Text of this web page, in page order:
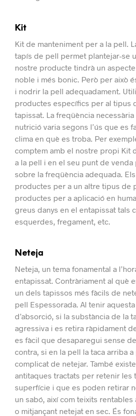
Kit
Kit de manteniment per a la pell.
tapís de pell permet plantejar-se
nostre producte tindrà un
noble i més bonic. Però per això
i nodrir la pell adequadament.
productes específics per al tipus
tapissat. La freqüència
nutrició varia segons l’ús que es
clima en què es troba. Per
comptem amb el nostre propi Kit
a la pell i en el seu punt de
sobre la freqüència adequada.
productes per a un altre tipus de
productes per a aplicació en
greus danys en el entapissat tals
esquerdes, fregament, etc.
Neteja
Neteja, un tema fonamental a
entapissat. Contràriament al què
un dels tapissos més fàcils de
pell Espessorada. Al tenir
d’absorció, si la substància de la
agressiva i es retira ràpidament
es fàcil que desaparegui sense
contra, si en la pell la taca arriba
complicat de netejar. També
antitaques tractats per retenir les
superfície i que es poden retirar
un sabó, així com teixits rentables
o mitjançant netejat en sec. És